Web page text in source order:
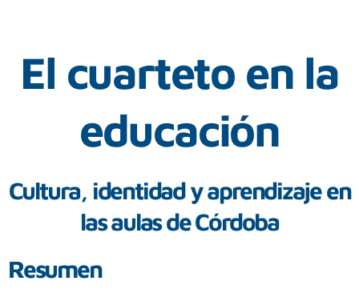
El cuarteto en la
educación
Cultura, identidad y aprendizaje en
las aulas de Córdoba
Resumen